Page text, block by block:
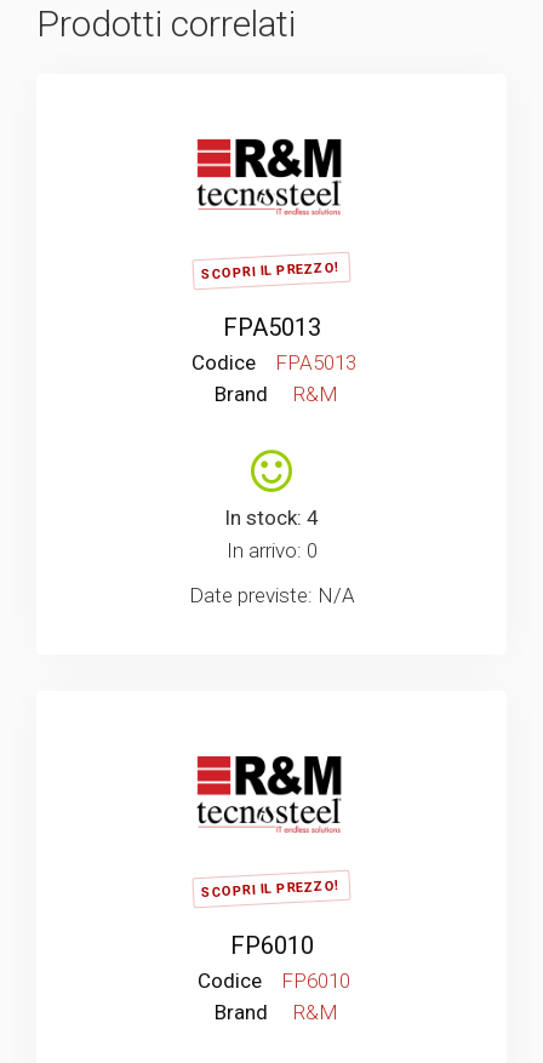
Prodotti correlati
SCOPRI IL PREZZO!
FPA5013
Codice
FPA5013
Brand
R&M
In stock: 4
In arrivo: 0
Date previste: N/A
SCOPRI IL PREZZO!
FP6010
Codice
FP6010
Brand
R&M